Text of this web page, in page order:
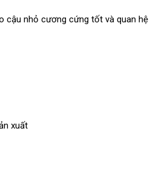
cậu nhỏ cương cứng tốt và quan hệ
xuất